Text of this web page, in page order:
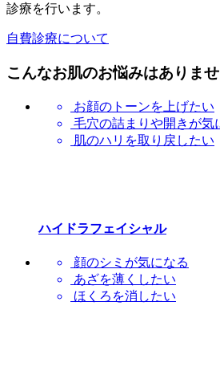
診療を行います。
自費診療について
こんなお肌のお悩みはありま
お顔のトーンを上げたい
毛穴の詰まりや開きが気
肌のハリを取り戻したい
ハイドラフェイシャル
顔のシミが気になる
あざを薄くしたい
ほくろを消したい